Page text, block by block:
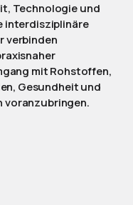
Technologie und
interdisziplinäre
verbinden
mit Rohstoffen,
Gesundheit und
voranzubringen.